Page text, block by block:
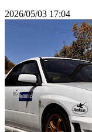
2026/05/03 17:04